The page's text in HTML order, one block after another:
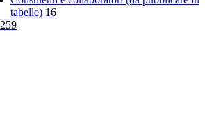
tabelle) 16
259